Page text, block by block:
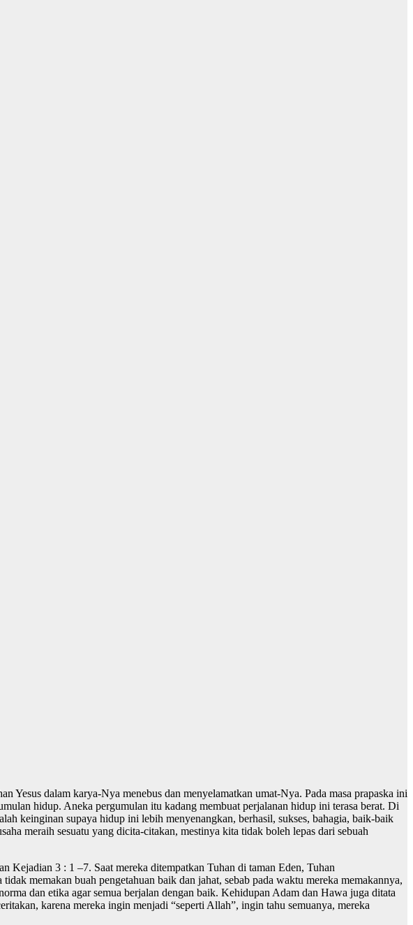
dalam karya-Nya menebus dan menyelamatkan umat-Nya. Pada masa prapaska ini
hidup. Aneka pergumulan itu kadang membuat perjalanan hidup ini terasa berat. Di
keinginan supaya hidup ini lebih menyenangkan, berhasil, sukses, bahagia, baik-baik
meraih sesuatu yang dicita-citakan, mestinya kita tidak boleh lepas dari sebuah
3 : 1 –7. Saat mereka ditempatkan Tuhan di taman Eden, Tuhan
memakan buah pengetahuan baik dan jahat, sebab pada waktu mereka memakannya,
dan etika agar semua berjalan dengan baik. Kehidupan Adam dan Hawa juga ditata
karena mereka ingin menjadi “seperti Allah”, ingin tahu semuanya, mereka